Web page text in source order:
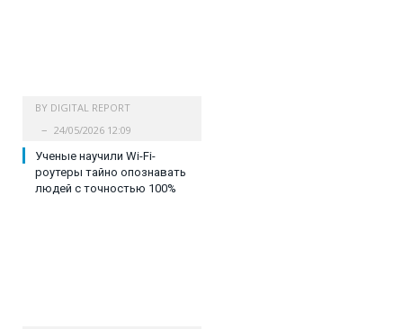
BY DIGITAL REPORT
24/05/2026 12:09
Ученые научили Wi-Fi-
роутеры тайно опознавать
людей с точностью 100%